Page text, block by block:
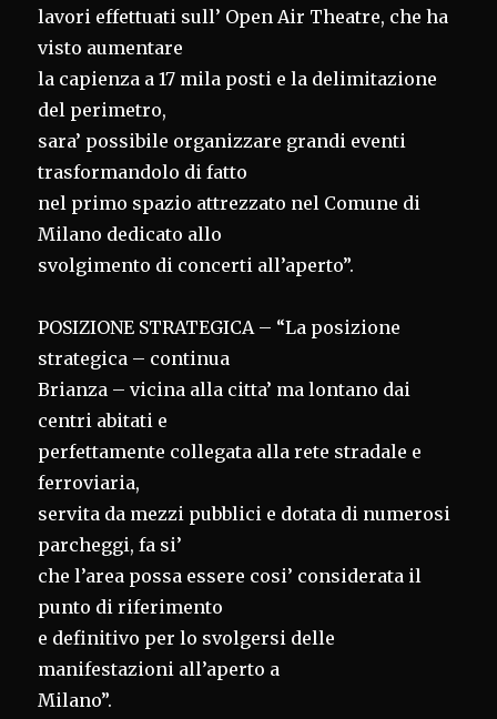
lavori effettuati sull’ Open Air Theatre, che ha
visto aumentare
la capienza a 17 mila posti e la delimitazione
del perimetro,
sara’ possibile organizzare grandi eventi
trasformandolo di fatto
nel primo spazio attrezzato nel Comune di
Milano dedicato allo
svolgimento di concerti all’aperto”.
POSIZIONE STRATEGICA – “La posizione
strategica – continua
Brianza – vicina alla citta’ ma lontano dai
centri abitati e
perfettamente collegata alla rete stradale e
ferroviaria,
servita da mezzi pubblici e dotata di numerosi
parcheggi, fa si’
che l’area possa essere cosi’ considerata il
punto di riferimento
e definitivo per lo svolgersi delle
manifestazioni all’aperto a
Milano”.